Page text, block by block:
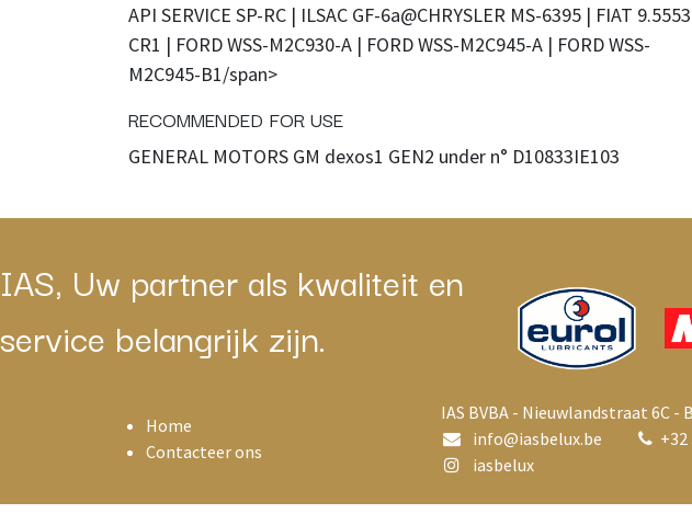
API SERVICE SP-RC | ILSAC GF-6a@CHRYSLER MS-6395 | FIAT
CR1 | FORD WSS-M2C930-A | FORD WSS-M2C945-A | FORD WSS-
M2C945-B1/span>
RECOMMENDED FOR USE
GENERAL MOTORS GM dexos1 GEN2 under n° D10833IE103
IAS, Uw partner als kwaliteit en
service belangrijk zijn.
Home
Contacteer ons
IAS BVBA - Nieuwlandstraat 6C -
info@iasbelux.be +
iasbelux